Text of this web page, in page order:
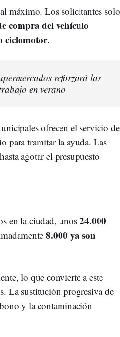
máximo. Los solicitantes solo
compra del vehículo
ciclomotor.
reforzará las
en verano
ofrecen el servicio de
para tramitar la ayuda. Las
agotar el presupuesto
en la ciudad, unos 24.000
8.000 ya son
lo que convierte a este
La sustitución progresiva de
y la contaminación